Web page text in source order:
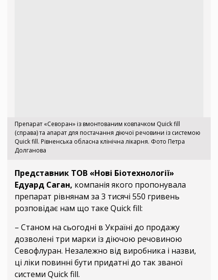
Препарат «Севоран» із вмонтованим ковпачком Quick fill
(справа) та апарат для постачання діючої речовини із системою
Quick fill. Рівненська обласна клінічна лікарня. Фото Петра
Долганова
Представник ТОВ «Нові Біотехнології»
Едуард Саган, компанія якого пропонувала
препарат рівнянам за 3 тисячі 550 гривень
розповідає нам що таке Quick fill:
– Станом на сьогодні в Україні до продажу
дозволені три марки із діючою речовиною
Севофлуран. Незалежно від виробника і назви,
ці ліки повинні бути придатні до так званої
системи Quick fill.